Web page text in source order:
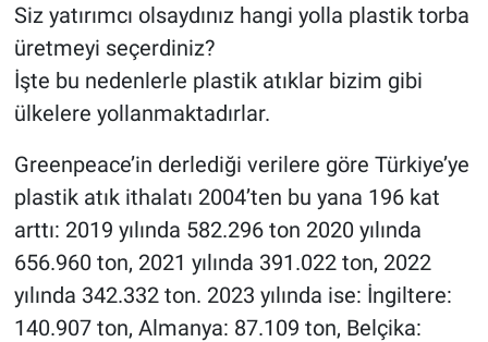
Siz yatırımcı olsaydınız hangi yolla plastik torba
üretmeyi seçerdiniz?
İşte bu nedenlerle plastik atıklar bizim gibi
ülkelere yollanmaktadırlar.
Greenpeace’in derlediği verilere göre Türkiye’ye
plastik atık ithalatı 2004’ten bu yana 196 kat
arttı: 2019 yılında 582.296 ton 2020 yılında
656.960 ton, 2021 yılında 391.022 ton, 2022
yılında 342.332 ton. 2023 yılında ise: İngiltere:
140.907 ton, Almanya: 87.109 ton, Belçika: